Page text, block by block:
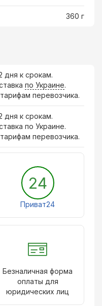
360 г
дня к срокам.
по Украине.
перевозчика.
дня к срокам.
по Украине.
перевозчика.
24
Приват24
Безналичная форма
оплаты для
юридических лиц